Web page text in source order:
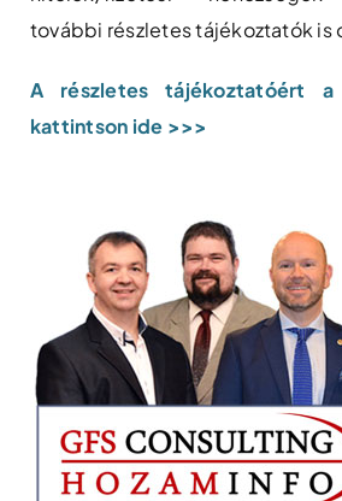
további részletes tájékoztatók is
A részletes tájékoztatóért a
kattintson ide >>>